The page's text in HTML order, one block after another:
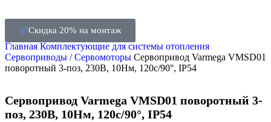
Скидка 20% на монтаж
Главная Комплектующие для системы отопления
Сервоприводы / Сервомоторы Сервопривод Varmega VMSD01
поворотный 3-поз, 230В, 10Нм, 120с/90°, IP54
Сервопривод Varmega VMSD01 поворотный 3-
поз, 230В, 10Нм, 120с/90°, IP54